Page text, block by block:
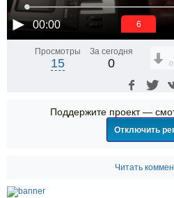
00:00 6
Просмотры
15
За сегодня
0 0
Поддержите проект —
Отключить
Читать